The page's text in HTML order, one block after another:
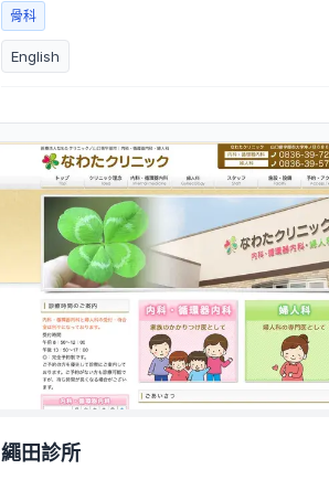
骨科
English
繩田診所